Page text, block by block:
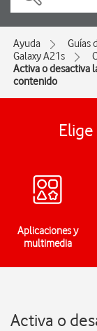
Ayuda Guías
Galaxy A21s
Activa o desactiva
contenido
Aplicaciones y
multimedia
Activa o